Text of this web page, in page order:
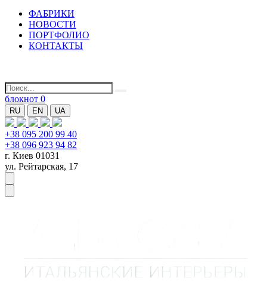
ФАБРИКИ
НОВОСТИ
ПОРТФОЛИО
КОНТАКТЫ
блокнот 0
RU EN UA
+38 095 200 99 40
+38 096 923 94 82
г. Киев 01031
ул. Рейтарская, 17